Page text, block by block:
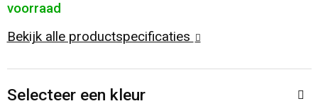
Elektronica, Gadgets en USB
Papieren tassen
Heuptassen
voorraad
Bekijk alle productspecificaties
Selecteer een kleur